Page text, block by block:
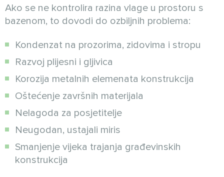
Ako se ne kontrolira razina vlage u prostoru s
bazenom, to dovodi do ozbiljnih problema:
Kondenzat na prozorima, zidovima i stropu
Razvoj plijesni i gljivica
Korozija metalnih elemenata konstrukcija
Oštećenje završnih materijala
Nelagoda za posjetitelje
Neugodan, ustajali miris
Smanjenje vijeka trajanja građevinskih
konstrukcija